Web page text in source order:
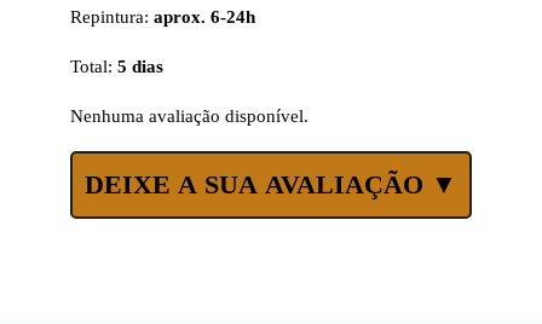
Repintura: aprox. 6-24h
Total: 5 dias
Nenhuma avaliação disponível.
DEIXE A SUA AVALIAÇÃO ▼